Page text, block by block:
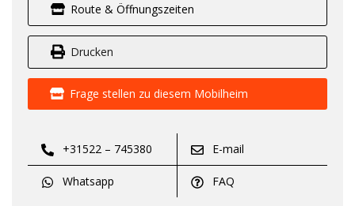
Route & Öffnungszeiten
Drucken
Frage stellen zu diesem Mobilheim
+31522 – 745380 E-mail
Whatsapp FAQ